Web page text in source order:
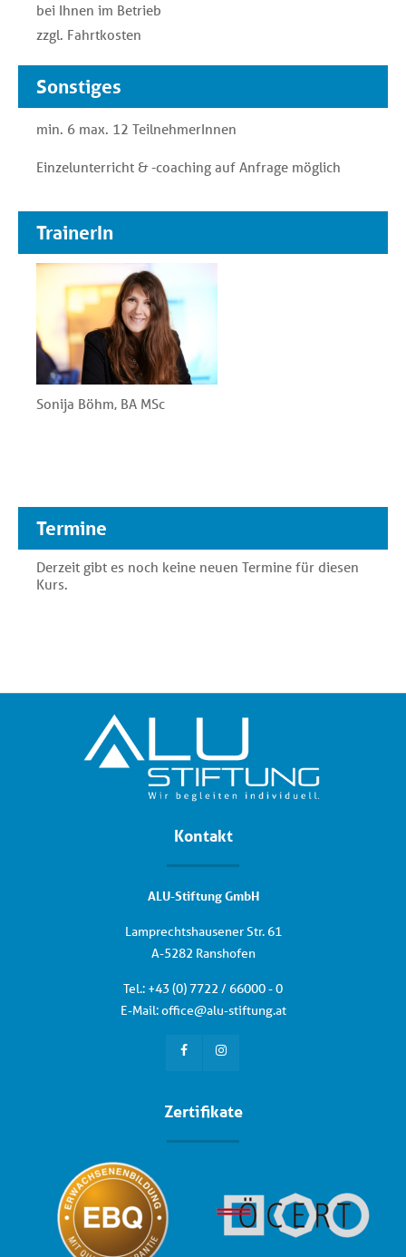
bei Ihnen im Betrieb
zzgl. Fahrtkosten
Sonstiges
min. 6 max. 12 TeilnehmerInnen
Einzelunterricht & -coaching auf Anfrage möglich
TrainerIn
Sonija Böhm, BA MSc
Termine
Derzeit gibt es noch keine neuen Termine für diesen
Kurs.
Kontakt
ALU-Stiftung GmbH
Lamprechtshausener Str. 61
A-5282 Ranshofen
Tel.: +43 (0) 7722 / 66000 - 0
E-Mail:office@alu-stiftung.at
Zertifikate